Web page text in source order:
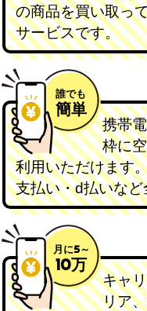
の商品を買い取っ
サービスです。
誰でも
簡単
携帯
枠に
利用いただけます
支払い・d払いな
月に5～
10万
キャ
リア